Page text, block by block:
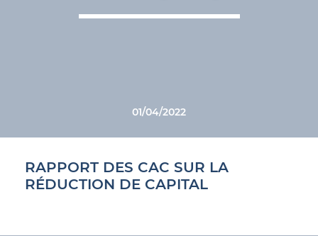
01/04/2022
RAPPORT DES CAC SUR LA
RÉDUCTION DE CAPITAL